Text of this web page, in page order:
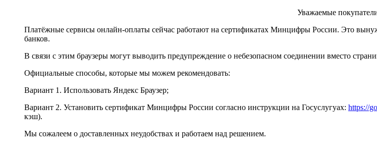
Уважаемые
Платёжные сервисы онлайн-оплаты сейчас работают на сертификатах Минцифры России. Это
банков.
В связи с этим браузеры могут выводить предупреждение о небезопасном соединении вместо
Официальные способы, которые мы можем рекомендовать:
Вариант 1. Использовать Яндекс Браузер;
Вариант 2. Установить сертификат Минцифры России согласно инструкции на Госуслугуах: https://
кэш).
Мы сожалеем о доставленных неудобствах и работаем над решением.